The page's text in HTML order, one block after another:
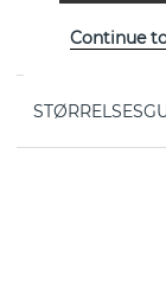
EGENSKABER
Continue